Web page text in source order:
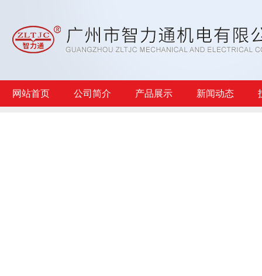
网站首页 公司简介 产品展示 新闻动态